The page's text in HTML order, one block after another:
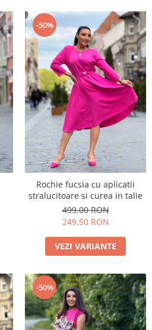
-50%
Rochie fucsia cu aplicatii
stralucitoare si curea in talie
499,00 RON
249,50 RON
VEZI VARIANTE
-50%